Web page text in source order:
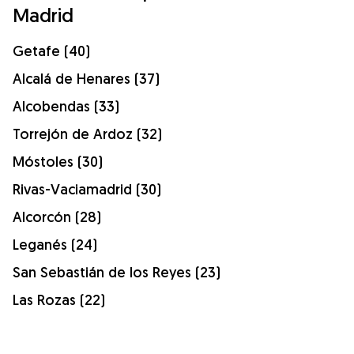
Madrid
Getafe (40)
Alcalá de Henares (37)
Alcobendas (33)
Torrejón de Ardoz (32)
Móstoles (30)
Rivas-Vaciamadrid (30)
Alcorcón (28)
Leganés (24)
San Sebastián de los Reyes (23)
Las Rozas (22)